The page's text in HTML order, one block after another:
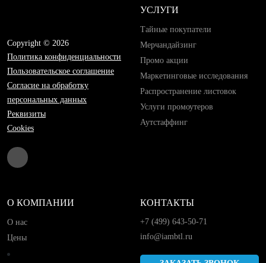
Copyright © 2026
Политика конфиденциальности
Пользовательское соглашение
Согласие на обработку
персональных данных
Реквизиты
Cookies
УСЛУГИ
Тайные покупатели
Мерчандайзинг
Промо акции
Маркетинговые исследования
Распространение листовок
Услуги промоутеров
Аутстаффинг
О КОМПАНИИ
О нас
Цены
КОНТАКТЫ
+7 (499) 643-50-71
info@iambtl.ru